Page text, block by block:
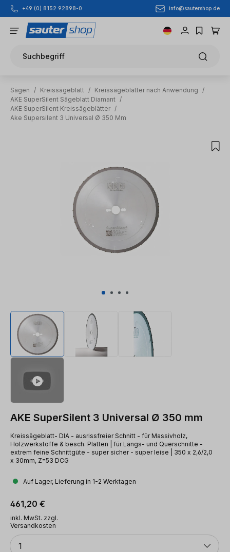
Zum Hauptinhalt springen
+49 (0) 8152 92898-0 info@sautershop.de
Suchbegriff
Sägen / Kreissägeblatt / Kreissägeblätter nach Anwendung
/
AKE SuperSilent Sägeblatt Diamant /
AKE SuperSilent Kreissägeblätter /
Ake Supersilent 3 Universal Ø 350 Mm
AKE SuperSilent 3 Universal Ø 350 mm
Kreissägeblatt- DIA - ausrissfreier Schnitt - für Massivholz,
Holzwerkstoffe & besch. Platten | für Längs- und Querschnitte -
extrem feine Schnittgüte - super sicher - super leise | 350 x 2,6/2,0
x 30mm, Z=53 DCG
Auf Lager, Lieferung in 1-2 Werktagen
Regulärer Preis:
461,20 €
inkl. MwSt. zzgl.
Versandkosten
Anzahl
1